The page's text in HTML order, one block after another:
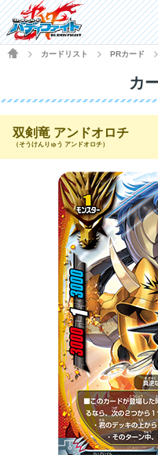
HOME
カードリスト PRカード
カ
双剣竜 アンドオロチ
（そうけんりゅう アンドオロチ）